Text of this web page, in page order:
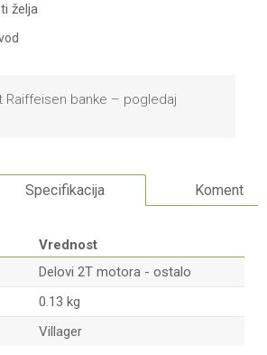
želja
Raiffeisen banke – pogledaj
Specifikacija Komentari
Vrednost
Delovi 2T motora - ostalo
0.13 kg
Villager